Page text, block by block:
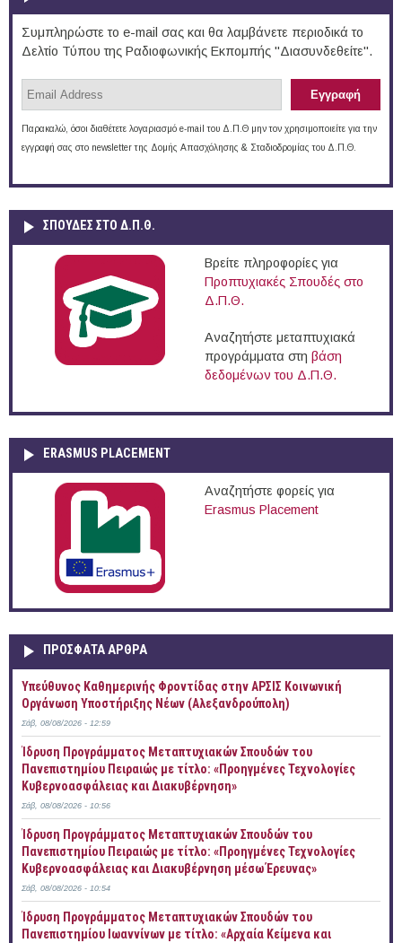
Συμπληρώστε το e-mail σας και θα λαμβάνετε περιοδικά το
Δελτίο Τύπου της Ραδιοφωνικής Εκπομπής "Διασυνδεθείτε".
Παρακαλώ, όσοι διαθέτετε λογαριασμό e-mail του Δ.Π.Θ μην τον χρησιμοποιείτε για την
εγγραφή σας στο newsletter της Δομής Απασχόλησης & Σταδιοδρομίας του Δ.Π.Θ.
ΣΠΟΥΔΈΣ ΣΤΟ Δ.Π.Θ.
Βρείτε πληροφορίες για
Προπτυχιακές Σπουδές στο
Δ.Π.Θ.
Αναζητήστε μεταπτυχιακά
προγράμματα στη βάση
δεδομένων του Δ.Π.Θ.
ERASMUS PLACEMENT
Αναζητήστε φορείς για
Erasmus Placement
ΠΡOΣΦΑΤΑ AΡΘΡΑ
Yπεύθυνος Καθημερινής Φροντίδας στην ΑΡΣΙΣ Κοινωνική
Οργάνωση Υποστήριξης Νέων (Αλεξανδρούπολη)
Σάβ, 08/08/2026 - 12:59
Ίδρυση Προγράμματος Μεταπτυχιακών Σπουδών του
Πανεπιστημίου Πειραιώς με τίτλο: «Προηγμένες Τεχνολογίες
Κυβερνοασφάλειας και Διακυβέρνηση»
Σάβ, 08/08/2026 - 10:56
Ίδρυση Προγράμματος Μεταπτυχιακών Σπουδών του
Πανεπιστημίου Πειραιώς με τίτλο: «Προηγμένες Τεχνολογίες
Κυβερνοασφάλειας και Διακυβέρνηση μέσω Έρευνας»
Σάβ, 08/08/2026 - 10:54
Ίδρυση Προγράμματος Μεταπτυχιακών Σπουδών του
Πανεπιστημίου Ιωαννίνων με τίτλο: «Αρχαία Κείμενα και